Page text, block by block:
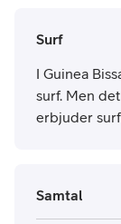
Surf
I Guinea
surf. Men
erbjuder
Samtal